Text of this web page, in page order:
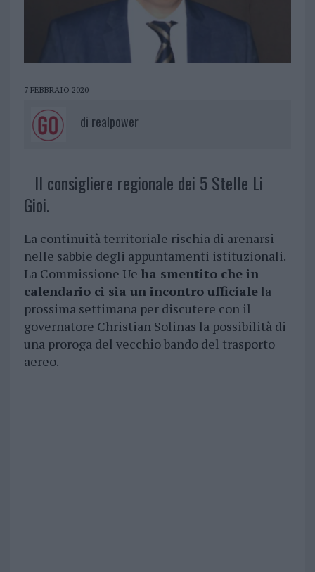
7 FEBBRAIO 2020
di realpower
Il consigliere regionale dei 5 Stelle Li
Gioi.
La continuità territoriale rischia di arenarsi
nelle sabbie degli appuntamenti istituzionali.
La Commissione Ue ha smentito che in
calendario ci sia un incontro ufficialela
prossima settimana per discutere con il
governatore Christian Solinas la possibilità di
una proroga del vecchio bando del trasporto
aereo.